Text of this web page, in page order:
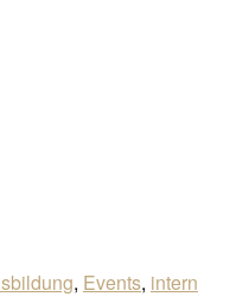
, Events, intern